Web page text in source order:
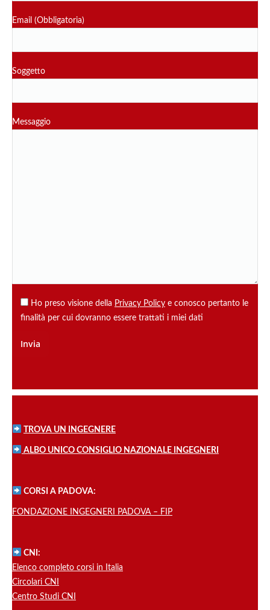
Email (Obbligatoria)
Soggetto
Messaggio
Ho preso visione della Privacy Policy e conosco pertanto le
finalità per cui dovranno essere trattati i miei dati
TROVA UN INGEGNERE
ALBO UNICO CONSIGLIO NAZIONALE INGEGNERI
CORSI A PADOVA:
FONDAZIONE INGEGNERI PADOVA – FIP
CNI:
Elenco completo corsi in Italia
Circolari CNI
Centro Studi CNI